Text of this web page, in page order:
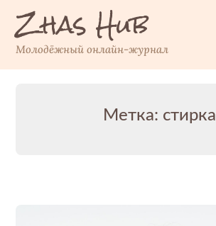
Перейти
содержимому
Zhas Hub
Молодёжный онлайн-журнал
Метка: стирка